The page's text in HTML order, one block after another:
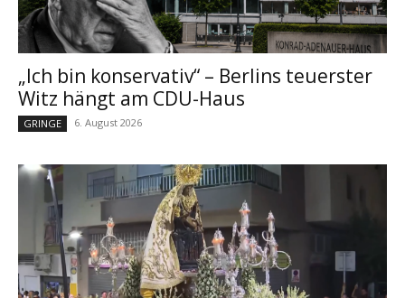
„Ich bin konservativ“ – Berlins teuerster
Witz hängt am CDU-Haus
GRINGE 6. August 2026